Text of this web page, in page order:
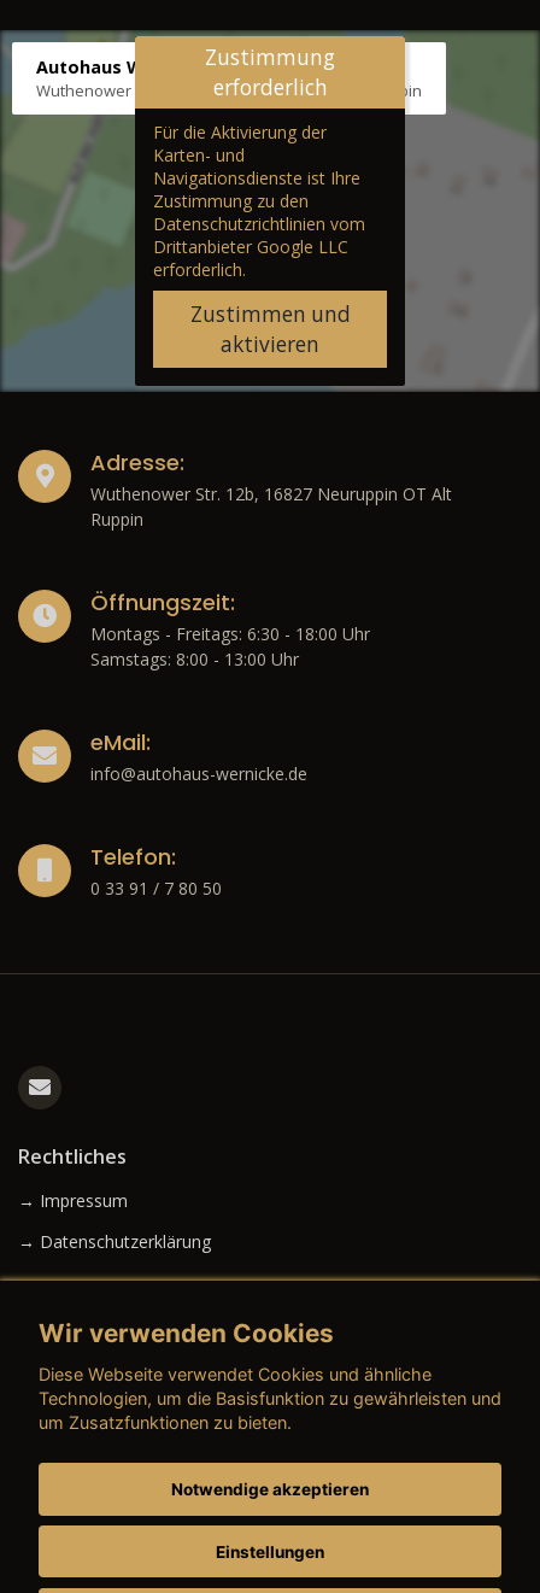
Autohaus Wernicke
Wuthenower Str. 12b, 16827 Neuruppin OT Alt Ruppin
Zustimmung
erforderlich
Für die Aktivierung der
Karten- und
Navigationsdienste ist Ihre
Zustimmung zu den
Datenschutzrichtlinien vom
Drittanbieter Google LLC
erforderlich.
Zustimmen und
aktivieren
Adresse:
Wuthenower Str. 12b, 16827 Neuruppin OT Alt
Ruppin
Öffnungszeit:
Montags - Freitags: 6:30 - 18:00 Uhr
Samstags: 8:00 - 13:00 Uhr
eMail:
info@autohaus-wernicke.de
Telefon:
0 33 91 / 7 80 50
Rechtliches
→ Impressum
→ Datenschutzerklärung
→ AGB (Gebrauchtwagen)
→ AGB (Teile & Zubehör)
→ AGB (Dienstleistungen)
Wir verwenden Cookies
Diese Webseite verwendet Cookies und ähnliche
Technologien, um die Basisfunktion zu gewährleisten und
um Zusatzfunktionen zu bieten.
Notwendige akzeptieren
Einstellungen